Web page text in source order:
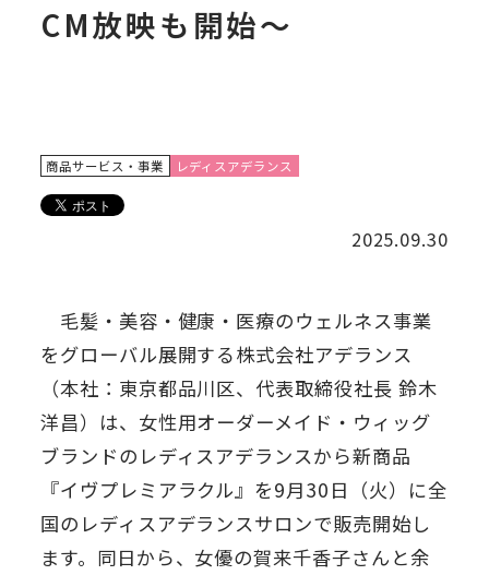
CM放映も開始～
商品サービス・事業 レディスアデランス
2025.09.30
毛髪・美容・健康・医療のウェルネス事業
をグローバル展開する株式会社アデランス
（本社：東京都品川区、代表取締役社長 鈴木
洋昌）は、女性用オーダーメイド・ウィッグ
ブランドのレディスアデランスから新商品
『イヴプレミアラクル』を9月30日（火）に全
国のレディスアデランスサロンで販売開始し
ます。同日から、女優の賀来千香子さんと余